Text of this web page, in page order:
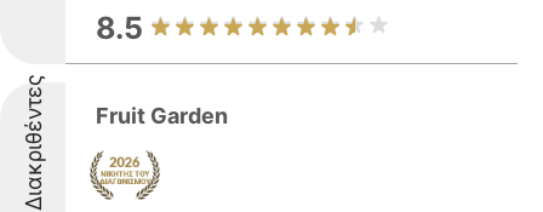
8.5
Διακριθέντες Fruit Garden